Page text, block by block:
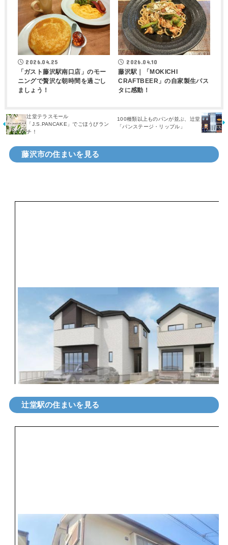
2026.04.25
「ガスト藤沢駅南口店」のモー
ニングで贅沢な朝時間を過ごし
ましょう！
2026.04.10
藤沢駅｜「MOKICHI
CRAFTBEER」の自家製生パス
タに感動！
辻堂テラスモール
「J.S.PANCAKE」でごほうびラン
チ！
100種類以上ものパンが並ぶ、辻堂
「パンステージ・リップル」
藤沢市の住まいを見る
辻堂駅の住まいを見る